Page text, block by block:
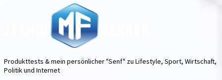
Produkttests & mein persönlicher "Senf" zu Lifestyle, Sport, Wirtschaft,
Politik und Internet